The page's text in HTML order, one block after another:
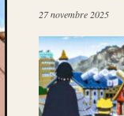
27 novembre 2025